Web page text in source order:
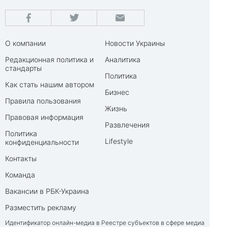
О компании
Редакционная политика и
стандарты
Как стать нашим автором
Правила пользования
Правовая информация
Политика
конфиденциальности
Контакты
Команда
Вакансии в РБК-Украина
Разместить рекламу
Новости Украины
Аналитика
Политика
Бизнес
Жизнь
Развлечения
Lifestyle
Идентификатор онлайн-медиа в Реестре субъектов в сфере медиа